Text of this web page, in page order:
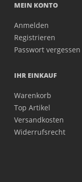
MEIN KONTO
Anmelden
Registrieren
Passwort vergessen
IHR EINKAUF
Warenkorb
Top Artikel
Versandkosten
Widerrufsrecht